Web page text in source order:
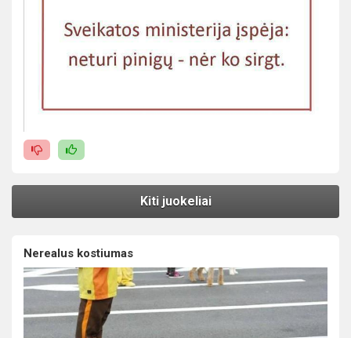
Kiti juokeliai
Nerealus kostiumas